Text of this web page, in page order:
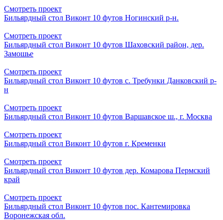
Смотреть проект
Бильярдный стол Виконт 10 футов Ногинский р-н.
Смотреть проект
Бильярдный стол Виконт 10 футов Шаховский район, дер.
Замошье
Смотреть проект
Бильярдный стол Виконт 10 футов с. Требунки Данковский р-
н
Смотреть проект
Бильярдный стол Виконт 10 футов Варшавское ш., г. Москва
Смотреть проект
Бильярдный стол Виконт 10 футов г. Кременки
Смотреть проект
Бильярдный стол Виконт 10 футов дер. Комарова Пермский
край
Смотреть проект
Бильярдный стол Виконт 10 футов пос. Кантемировка
Воронежская обл.